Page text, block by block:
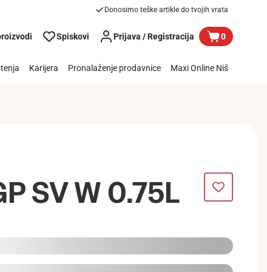
Donosimo teške artikle do tvojih vrata
Spiskovi Prijava / Registracija 0
Karijera Pronalaženje prodavnice Maxi Online Niš
SV W 0.75L